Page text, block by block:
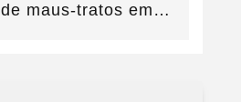
de maus-tratos em